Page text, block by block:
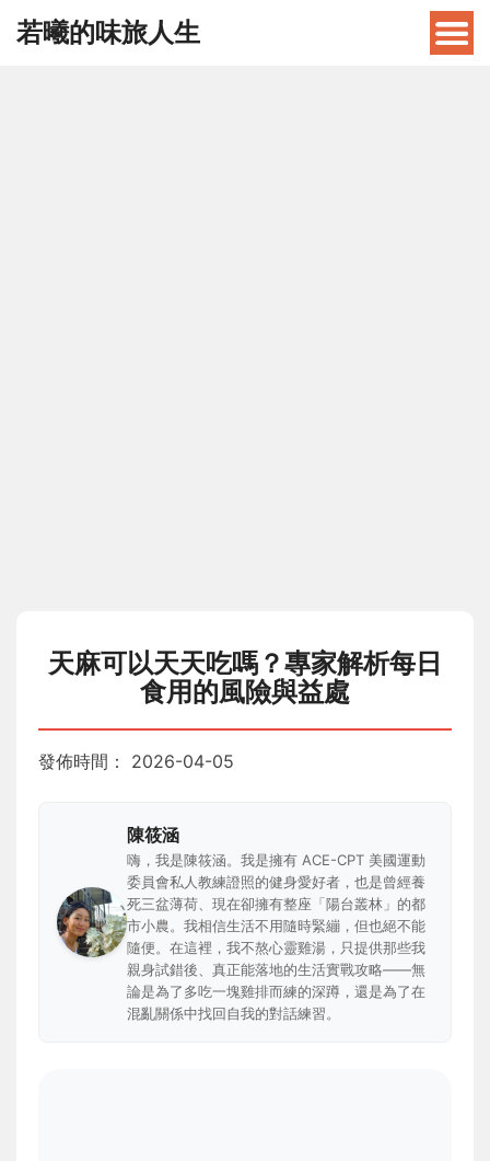
若曦的味旅人生
天麻可以天天吃嗎？專家解析每日
食用的風險與益處
發佈時間： 2026-04-05
陳筱涵
嗨，我是陳筱涵。我是擁有 ACE-CPT 美國運動
委員會私人教練證照的健身愛好者，也是曾經養
死三盆薄荷、現在卻擁有整座「陽台叢林」的都
市小農。我相信生活不用隨時緊繃，但也絕不能
隨便。在這裡，我不熬心靈雞湯，只提供那些我
親身試錯後、真正能落地的生活實戰攻略——無
論是為了多吃一塊雞排而練的深蹲，還是為了在
混亂關係中找回自我的對話練習。